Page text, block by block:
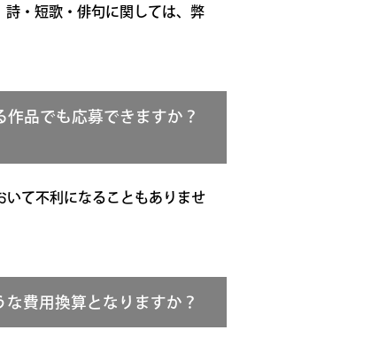
・短歌・俳句に関しては、弊
品でも応募できますか？
いて不利になることもありませ
費用換算となりますか？